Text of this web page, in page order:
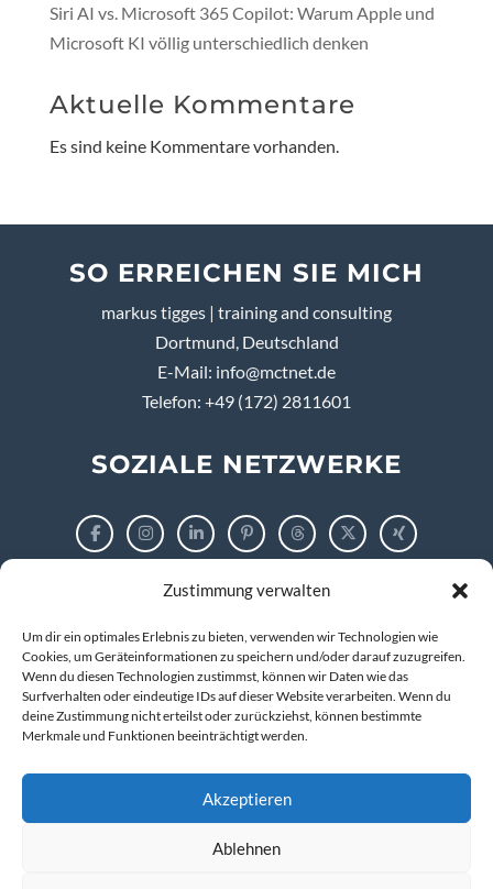
Zustimmung verwalten
Um dir ein optimales Erlebnis zu bieten, verwenden wir Technologien wie
Cookies, um Geräteinformationen zu speichern und/oder darauf zuzugreifen.
Wenn du diesen Technologien zustimmst, können wir Daten wie das
Surfverhalten oder eindeutige IDs auf dieser Website verarbeiten. Wenn du
deine Zustimmung nicht erteilst oder zurückziehst, können bestimmte
Merkmale und Funktionen beeinträchtigt werden.
Akzeptieren
Ablehnen
Siri AI vs. Microsoft 365 Copilot: Warum Apple und
Microsoft KI völlig unterschiedlich denken
Aktuelle Kommentare
Es sind keine Kommentare vorhanden.
SO ERREICHEN SIE MICH
markus tigges | training and consulting
Dortmund, Deutschland
E-Mail: info@mctnet.de
Telefon: +49 (172) 2811601
SOZIALE NETZWERKE
Impressum
Datenschutzerklärung
© 2026 markus tigges | training and consulting